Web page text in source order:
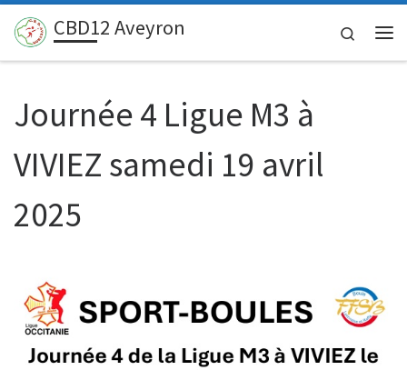
Passer au contenu
CBD12 Aveyron
Search
Journée 4 Ligue M3 à
VIVIEZ samedi 19 avril
2025